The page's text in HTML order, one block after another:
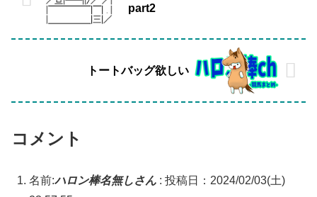
part2
トートバッグ欲しい
コメント
名前:ハロン棒名無しさん : 投稿日：2024/02/03(土)